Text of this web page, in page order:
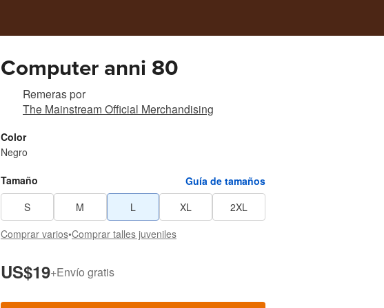
Computer anni 80
Remeraspor
The Mainstream Official Merchandising
Color
Negro
Tamaño
Guía de tamaños
S
M L XL
2XL
Comprar varios•Comprar talles juveniles
US$19+Envío gratis